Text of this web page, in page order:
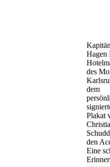
Kapitän
Hagen
des
dem
Plakat
den
Eine